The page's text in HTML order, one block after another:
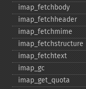
imap_​fetchbody
imap_​fetchheader
imap_​fetchmime
imap_​fetchstructure
imap_​fetchtext
imap_​gc
imap_​get_​quota